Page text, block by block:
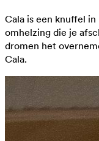
Cala is een knuffel
omhelzing die je
dromen het
Cala.